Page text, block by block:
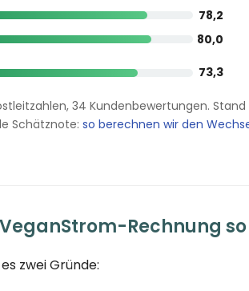
78,2
80,0
73,3
34 Kundenbewertungen. Stand
Schätznote: so berechnen wir den
Rechnung
zwei Gründe: